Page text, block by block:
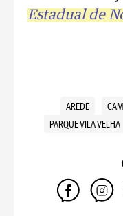
Estadual de
AREDE
PARQUE VILA VELHA